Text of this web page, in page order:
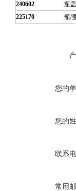
240602
瓶盖
225170
瓶/
您的
您的
联系
常用